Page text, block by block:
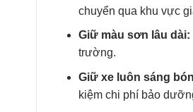
chuyển qua khu vực
Giữ màu sơn lâu dài:
trường.
Giữ xe luôn sáng
kiệm chi phí bảo